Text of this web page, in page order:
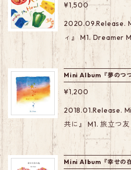
方は備考欄にて記
ードを読み込むと
ジャンプします LIVE通常ver.に加え メンバー
オーディオコメンタリ
ィオコメンタリー
や楽曲の見所を メ
ています！
¥1,500
2020.09.Release.
ィ』 M1. Dreamer M2. bbd・bbd・b M3. ゆ
めみし頃 M4.
Mini Album『夢のつづ
¥1,200
2018.01.Release.
共に』 M1. 旅立つ友よ、 M2. 歌う先へ M3. ハ
レノカオリ M4. 真
ブハウス
Mini Album『幸せの在